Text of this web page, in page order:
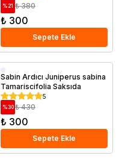
%21 ₺ 380
₺ 300
Sepete Ekle
Saksıda
Sabin Ardıcı Juniperus sabina
Tamariscifolia Saksıda
5
%30 ₺ 430
₺ 300
Sepete Ekle